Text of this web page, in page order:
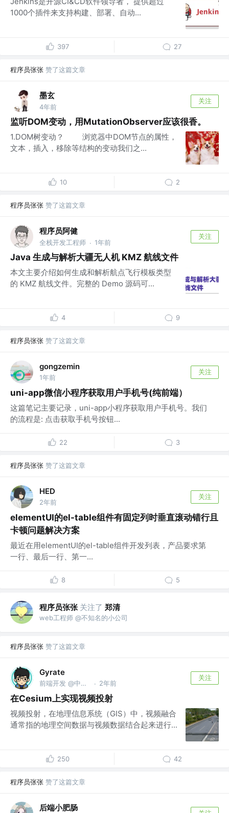
1000个插件来支持构建、部署、自动...
397 27
程序员张张 赞了这篇文章
墨玄
4年前
关注
监听DOM变动，用MutationObserver应该很香。
1.DOM树变动？ 浏览器中DOM节点的属性，
文本，插入，移除等结构的变动我们之...
10 2
程序员张张 赞了这篇文章
程序员阿健
全栈开发工程师 · 1年前
关注
Java 生成与解析大疆无人机 KMZ 航线文件
本文主要介绍如何生成和解析航点飞行模板类型
的 KMZ 航线文件。完整的 Demo 源码可...
4 9
程序员张张 赞了这篇文章
gongzemin
1年前
关注
uni-app微信小程序获取用户手机号(纯前端）
这篇笔记主要记录，uni-app小程序获取用户手机号。我们
的流程是: 点击获取手机号按钮...
22 3
程序员张张 赞了这篇文章
HED
2年前
关注
elementUI的el-table组件有固定列时垂直滚动错行且
卡顿问题解决方案
最近在用elementUI的el-table组件开发列表，产品要求第
一行、最后一行、第一...
8 5
程序员张张 关注了 郑清
web工程师 @不知名的小公司
程序员张张 赞了这篇文章
Gyrate
前端开发 @中科智城 · 2年前
关注
在Cesium上实现视频投射
视频投射，在地理信息系统（GIS）中，视频融合
通常指的地理空间数据与视频数据结合起来进行...
250 42
程序员张张 赞了这篇文章
后端小肥肠